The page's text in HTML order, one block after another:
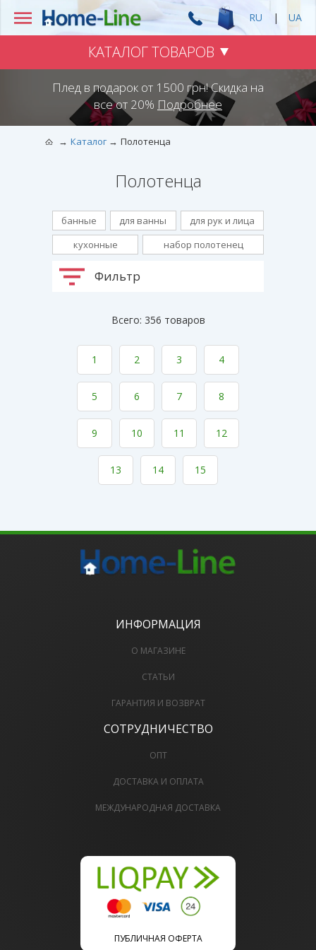
RU | UA
КАТАЛОГ ТОВАРОВ
Плед в подарок от 1500 грн! Скидка на
все от 20% Подробнее
Каталог Полотенца
Полотенца
банные для ванны
для рук и лица
кухонные
набор полотенец
Фильтр
Всего: 356 товаров
1 2 3 4
5 6 7 8
9 10 11 12
13 14 15
ИНФОРМАЦИЯ
О МАГАЗИНЕ
СТАТЬИ
ГАРАНТИЯ И ВОЗВРАТ
СОТРУДНИЧЕСТВО
ОПТ
ДОСТАВКА И ОПЛАТА
МЕЖДУНАРОДНАЯ ДОСТАВКА
ПУБЛИЧНАЯ ОФЕРТА